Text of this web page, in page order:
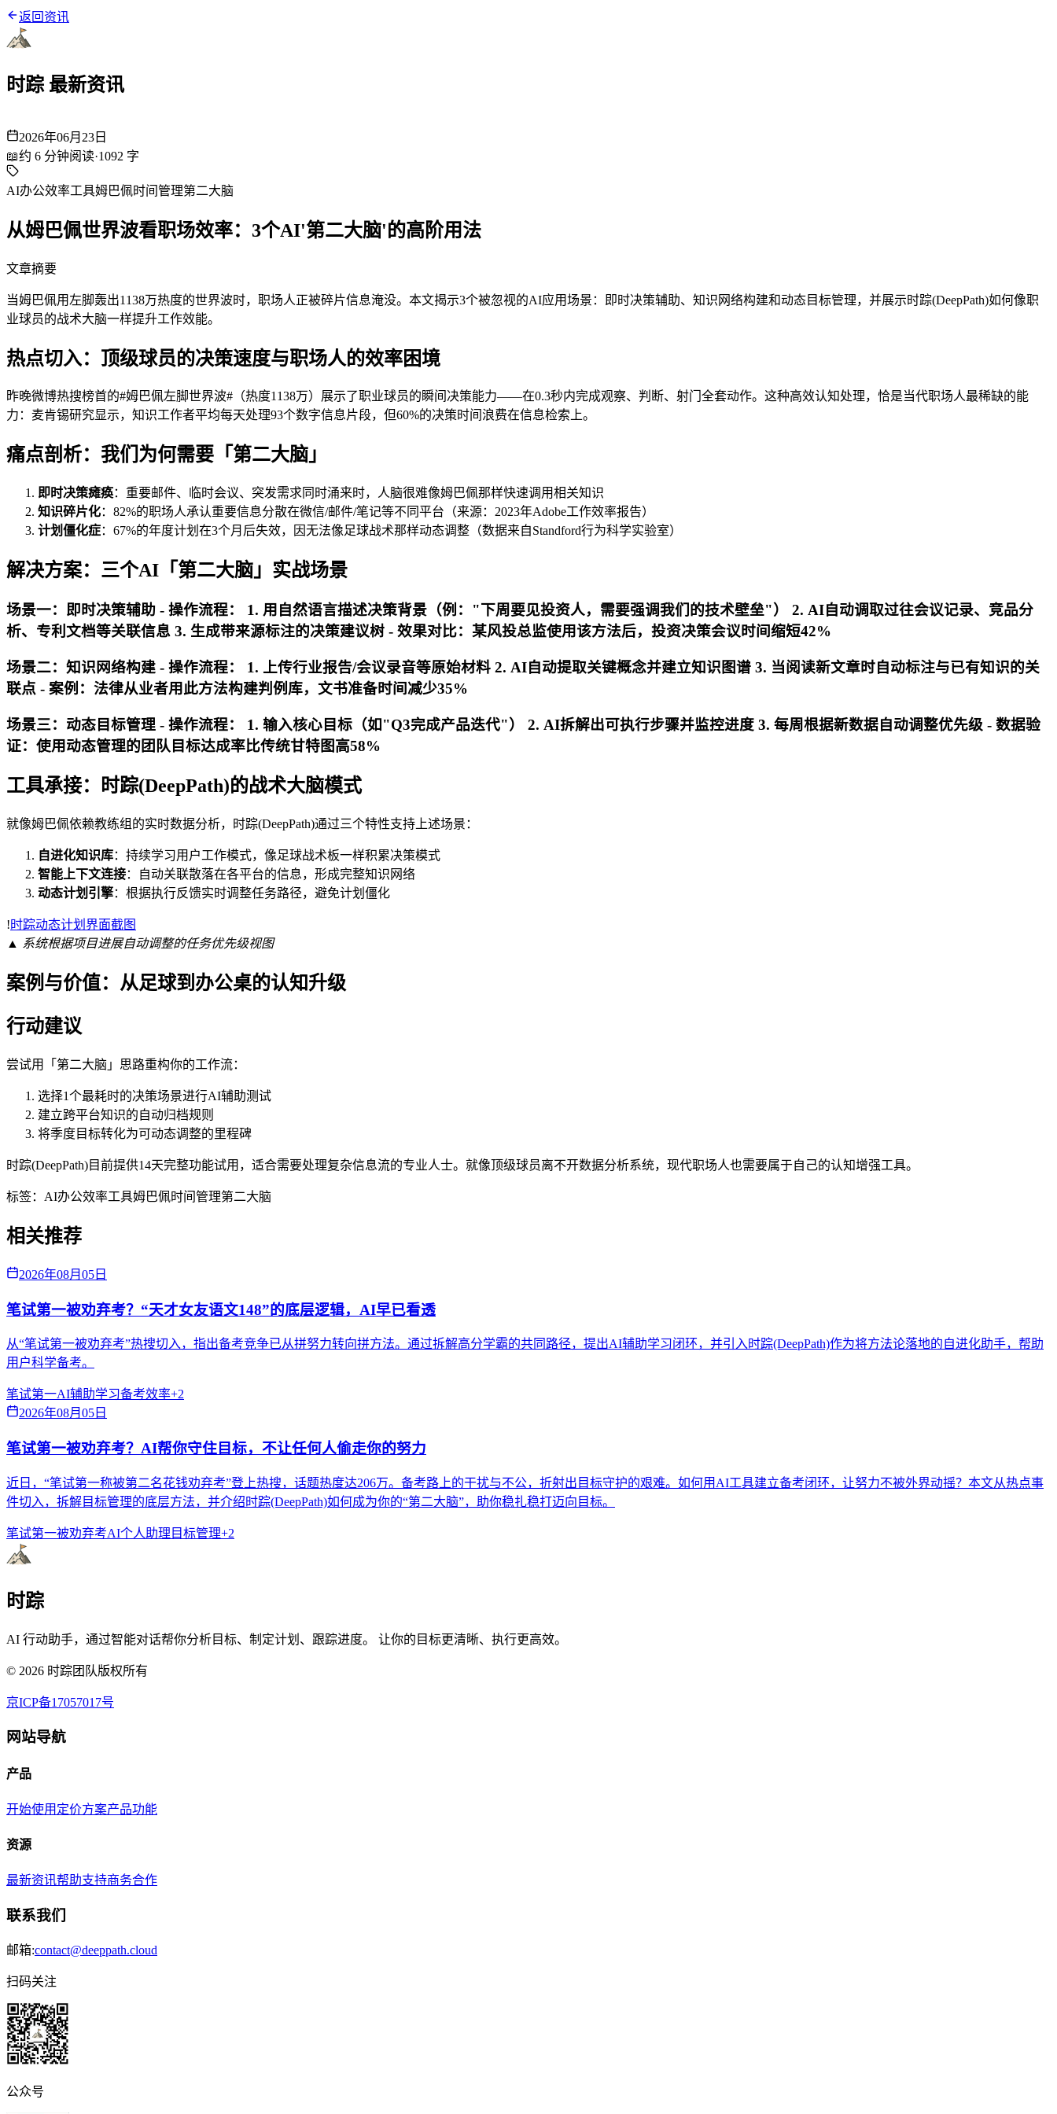
返回资讯
时踪 最新资讯
2026年06月23日
📖约 6 分钟阅读·1092 字
AI办公效率工具姆巴佩时间管理第二大脑
从姆巴佩世界波看职场效率：3个AI'第二大脑'的高阶用法
文章摘要
当姆巴佩用左脚轰出1138万热度的世界波时，职场人正被碎片信息淹没。本文揭示3个被忽视的AI应用场景：即时决策辅助、知识网络构建和动态目标管理，并展示时踪(DeepPath)如何像职
业球员的战术大脑一样提升工作效能。
热点切入：顶级球员的决策速度与职场人的效率困境
昨晚微博热搜榜首的#姆巴佩左脚世界波#（热度1138万）展示了职业球员的瞬间决策能力——在0.3秒内完成观察、判断、射门全套动作。这种高效认知处理，恰是当代职场人最稀缺的能
力：麦肯锡研究显示，知识工作者平均每天处理93个数字信息片段，但60%的决策时间浪费在信息检索上。
痛点剖析：我们为何需要「第二大脑」
即时决策瘫痪：重要邮件、临时会议、突发需求同时涌来时，人脑很难像姆巴佩那样快速调用相关知识
知识碎片化：82%的职场人承认重要信息分散在微信/邮件/笔记等不同平台（来源：2023年Adobe工作效率报告）
计划僵化症：67%的年度计划在3个月后失效，因无法像足球战术那样动态调整（数据来自Standford行为科学实验室）
解决方案：三个AI「第二大脑」实战场景
场景一：即时决策辅助 - 操作流程： 1. 用自然语言描述决策背景（例："下周要见投资人，需要强调我们的技术壁垒"） 2. AI自动调取过往会议记录、竞品分
析、专利文档等关联信息 3. 生成带来源标注的决策建议树 - 效果对比：某风投总监使用该方法后，投资决策会议时间缩短42%
场景二：知识网络构建 - 操作流程： 1. 上传行业报告/会议录音等原始材料 2. AI自动提取关键概念并建立知识图谱 3. 当阅读新文章时自动标注与已有知识的关
联点 - 案例 ：法律从业者用此方法构建判例库，文书准备时间减少35%
场景三：动态目标管理 - 操作流程： 1. 输入核心目标（如"Q3完成产品迭代"） 2. AI拆解出可执行步骤并监控进度 3. 每周根据新数据自动调整优先级 - 数据验
证：使用动态管理的团队目标达成率比传统甘特图高58%
工具承接：时踪(DeepPath)的战术大脑模式
就像姆巴佩依赖教练组的实时数据分析，时踪(DeepPath)通过三个特性支持上述场景：
自进化知识库：持续学习用户工作模式，像足球战术板一样积累决策模式
智能上下文连接：自动关联散落在各平台的信息，形成完整知识网络
动态计划引擎：根据执行反馈实时调整任务路径，避免计划僵化
!时踪动态计划界面截图
▲ 系统根据项目进展自动调整的任务优先级视图
案例与价值：从足球到办公桌的认知升级
行动建议
尝试用「第二大脑」思路重构你的工作流：
选择1个最耗时的决策场景进行AI辅助测试
建立跨平台知识的自动归档规则
将季度目标转化为可动态调整的里程碑
时踪(DeepPath)目前提供14天完整功能试用，适合需要处理复杂信息流的专业人士。就像顶级球员离不开数据分析系统，现代职场人也需要属于自己的认知增强工具。
标签： AI办公效率工具姆巴佩时间管理第二大脑
相关推荐
2026年08月05日
笔试第一被劝弃考？“天才女友语文148”的底层逻辑，AI早已看透
从“笔试第一被劝弃考”热搜切入，指出备考竞争已从拼努力转向拼方法。通过拆解高分学霸的共同路径，提出AI辅助学习闭环，并引入时踪(DeepPath)作为将方法论落地的自进化助手，帮助
用户科学备考。
笔试第一AI辅助学习备考效率+2
2026年08月05日
笔试第一被劝弃考？AI帮你守住目标，不让任何人偷走你的努力
近日，“笔试第一称被第二名花钱劝弃考”登上热搜，话题热度达206万。备考路上的干扰与不公，折射出目标守护的艰难。如何用AI工具建立备考闭环，让努力不被外界动摇？本文从热点事
件切入，拆解目标管理的底层方法，并介绍时踪(DeepPath)如何成为你的“第二大脑”，助你稳扎稳打迈向目标。
笔试第一被劝弃考AI个人助理 目标管理+2
时踪
AI 行动助手，通过智能对话帮你分析目标、制定计划、跟踪进度。 让你的目标更清晰、执行更高效。
© 2026 时踪团队版权所有
京ICP备17057017号
网站导航
产品
开始使用 定价方案产品功能
资源
最新资讯帮助支持商务合作
联系我们
邮箱:contact@deeppath.cloud
扫码关注
公众号